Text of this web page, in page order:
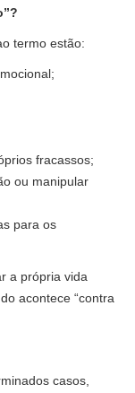
termo estão:
fracassos;
ou manipular
para os
a própria vida
acontece “contra
casos,